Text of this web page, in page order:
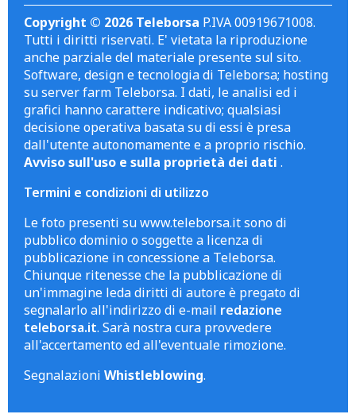
Copyright © 2026 Teleborsa P.IVA 00919671008.
Tutti i diritti riservati. E' vietata la riproduzione
anche parziale del materiale presente sul sito.
Software, design e tecnologia di Teleborsa; hosting
su server farm Teleborsa. I dati, le analisi ed i
grafici hanno carattere indicativo; qualsiasi
decisione operativa basata su di essi è presa
dall'utente autonomamente e a proprio rischio.
Avviso sull'uso e sulla proprietà dei dati .
Termini e condizioni di utilizzo
Le foto presenti su www.teleborsa.it sono di
pubblico dominio o soggette a licenza di
pubblicazione in concessione a Teleborsa.
Chiunque ritenesse che la pubblicazione di
un'immagine leda diritti di autore è pregato di
segnalarlo all'indirizzo di e-mail redazione
teleborsa.it. Sarà nostra cura provvedere
all'accertamento ed all'eventuale rimozione.
Segnalazioni Whistleblowing.